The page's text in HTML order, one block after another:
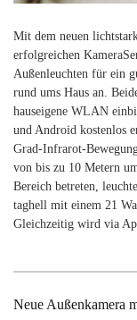
Mit dem neuen
erfolgreichen
Außenleuchten für ein
rund ums Haus an.
hauseigene WLAN
und Android kostenlos
Grad-Infrarot-
von bis zu 10 Metern
Bereich betreten,
taghell mit einem 21
Gleichzeitig wird via
Neue Außenkamera